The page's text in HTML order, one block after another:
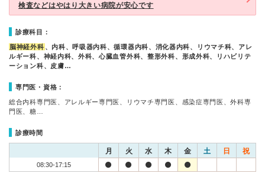
検査などはやはり大きい病院が安心です
診療科目：
脳神経外科 、内科、呼吸器内科、循環器内科、消化器内科、リウマチ科、アレ
ルギー科、神経内科、外科、心臓血管外科、整形外科、形成外科、リハビリテ
ーション科、皮膚…
専門医・資格：
総合内科専門医、アレルギー専門医、リウマチ専門医、感染症専門医、外科専
門医、糖…
診療時間
月 火 水 木 金 土 日 祝
08:30-17:15